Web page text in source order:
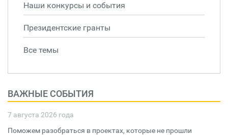
Наши конкурсы и события
Президентские гранты
Все темы
ВАЖНЫЕ СОБЫТИЯ
7 августа 2026 года
Поможем разобраться в проектах, которые не прошли